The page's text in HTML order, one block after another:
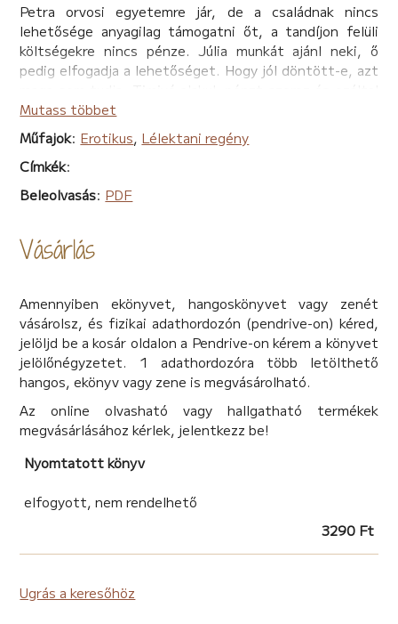
Petra orvosi egyetemre jár, de a családnak nincs
lehetősége anyagilag támogatni őt, a tandíjon felüli
költségekre nincs pénze. Júlia munkát ajánl neki, ő
pedig elfogadja a lehetőséget. Hogy jól döntött-e, azt
mindent biztosítani tud tanulmányai folytatásához.
Csakhogy valahol közben elvesződik Petra. Vajon
visszatalál a régi énjéhez vagy az új felemészti?
Kérdések közt őrlődik, és halad egyre jobban a
sötétség útján, miközben kapálódzik a fény felé.
Meddig megy el, hogy elérhesse a célját? Van ebből a
pénzszerzésre, vagy az élete soha nem lesz a régi?
Mutass többet
Műfajok: Erotikus, Lélektani regény
Címkék:
Beleolvasás: PDF
Vásárlás
Amennyiben ekönyvet, hangoskönyvet vagy zenét
vásárolsz, és fizikai adathordozón (pendrive-on) kéred,
jelöljd be a kosár oldalon a Pendrive-on kérem a könyvet
jelölőnégyzetet. 1 adathordozóra több letölthető
hangos, ekönyv vagy zene is megvásárolható.
Az online olvasható vagy hallgatható termékek
megvásárlásához kérlek, jelentkezz be!
Nyomtatott könyv
elfogyott, nem rendelhető
3290 Ft
Ugrás a keresőhöz